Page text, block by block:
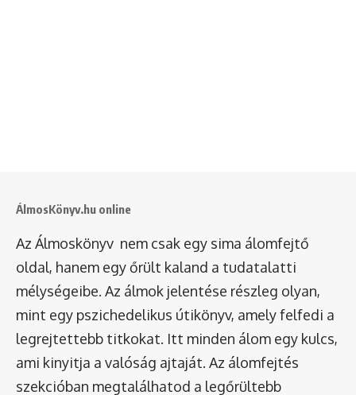
ÁlmosKönyv.hu online
Az Álmoskönyv nem csak egy sima álomfejtő
oldal, hanem egy őrült kaland a tudatalatti
mélységeibe. Az álmok jelentése részleg olyan,
mint egy pszichedelikus útikönyv, amely felfedi a
legrejtettebb titkokat. Itt minden álom egy kulcs,
ami kinyitja a valóság ajtaját. Az álomfejtés
szekcióban megtalálhatod a legőrültebb